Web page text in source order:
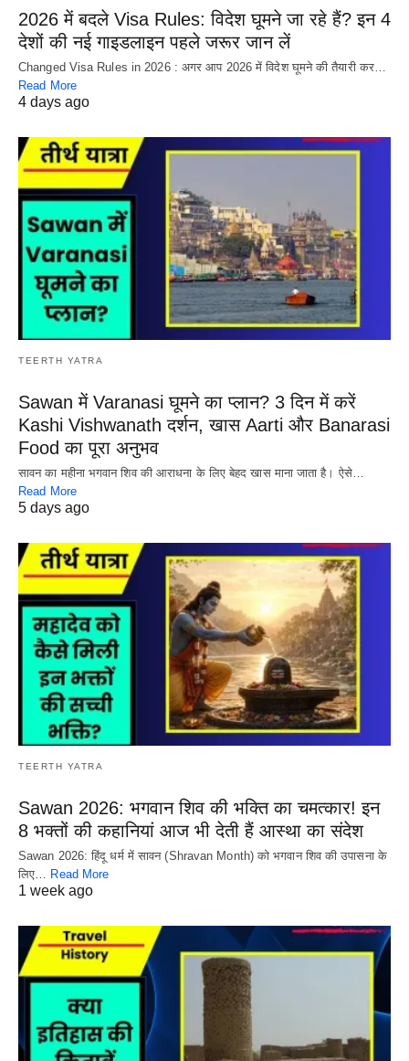
2026 में बदले Visa Rules: विदेश घूमने जा रहे हैं? इन 4
देशों की नई गाइडलाइन पहले जरूर जान लें
Changed Visa Rules in 2026 : अगर आप 2026 में विदेश घूमने की तैयारी कर…
Read More
4 days ago
TEERTH YATRA
Sawan में Varanasi घूमने का प्लान? 3 दिन में करें
Kashi Vishwanath दर्शन, खास Aarti और Banarasi
Food का पूरा अनुभव
सावन का महीना भगवान शिव की आराधना के लिए बेहद खास माना जाता है। ऐसे…
Read More
5 days ago
TEERTH YATRA
Sawan 2026: भगवान शिव की भक्ति का चमत्कार! इन
8 भक्तों की कहानियां आज भी देती हैं आस्था का संदेश
Sawan 2026: हिंदू धर्म में सावन (Shravan Month) को भगवान शिव की उपासना के
लिए…
Read More
1 week ago